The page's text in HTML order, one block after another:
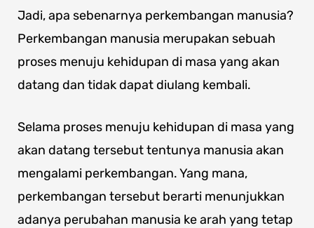
Jadi, apa sebenarnya perkembangan manusia?
Perkembangan manusia merupakan sebuah
proses menuju kehidupan di masa yang akan
datang dan tidak dapat diulang kembali.
Selama proses menuju kehidupan di masa yang
akan datang tersebut tentunya manusia akan
mengalami perkembangan. Yang mana,
perkembangan tersebut berarti menunjukkan
adanya perubahan manusia ke arah yang tetap